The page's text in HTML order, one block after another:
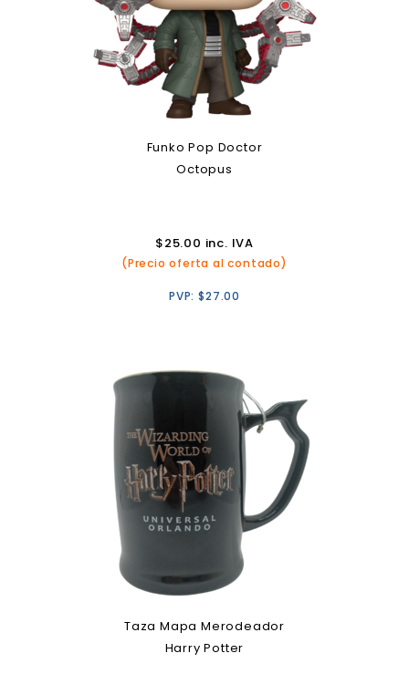
Funko Pop Doctor
Octopus
$25.00 inc. IVA
(Precio oferta al contado)
PVP:$27.00
Taza Mapa Merodeador
Harry Potter